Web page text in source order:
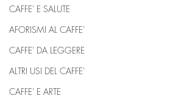
CAFFE' E SALUTE
AFORISMI AL CAFFE'
CAFFE' DA LEGGERE
ALTRI USI DEL CAFFE'
CAFFE' E ARTE